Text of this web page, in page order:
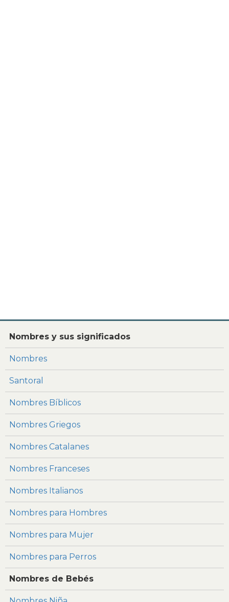
Nombres y sus significados
Nombres
Santoral
Nombres Bíblicos
Nombres Griegos
Nombres Catalanes
Nombres Franceses
Nombres Italianos
Nombres para Hombres
Nombres para Mujer
Nombres para Perros
Nombres de Bebés